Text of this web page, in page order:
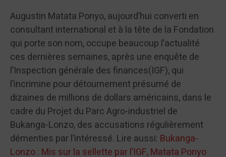
Augustin Matata Ponyo, aujourd’hui converti en
consultant international et à la tête de la Fondation
qui porte son nom, occupe beaucoup l’actualité
ces dernières semaines, après une enquête de
l’Inspection générale des finances(IGF), qui
l’incrimine pour détournement présumé de
dizaines de millions de dollars américains, dans le
cadre du Projet du Parc Agro-industriel de
Bukanga-Lonzo, des accusations régulièrement
démenties par l’intéressé. Lire aussi: Bukanga-
Lonzo : Mis sur la sellette par l’IGF, Matata Ponyo